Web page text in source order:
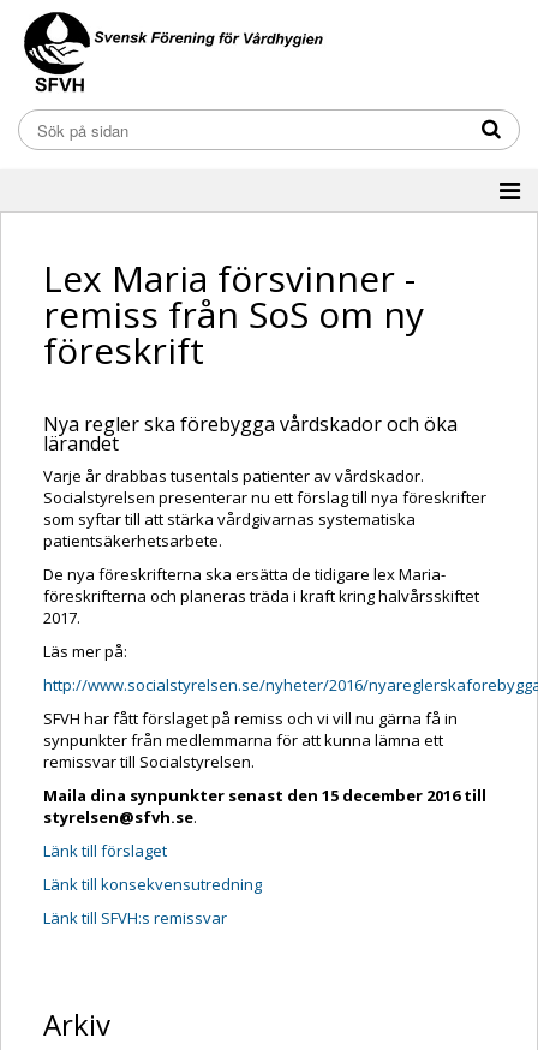
Lex Maria försvinner -
remiss från SoS om ny
föreskrift
Nya regler ska förebygga vårdskador och öka
lärandet
Varje år drabbas tusentals patienter av vårdskador.
Socialstyrelsen presenterar nu ett förslag till nya föreskrifter
som syftar till att stärka vårdgivarnas systematiska
patientsäkerhetsarbete.
De nya föreskrifterna ska ersätta de tidigare lex Maria-
föreskrifterna och planeras träda i kraft kring halvårsskiftet
2017.
Läs mer på:
http://www.socialstyrelsen.se/nyheter/2016/
SFVH har fått förslaget på remiss och vi vill nu gärna få in
synpunkter från medlemmarna för att kunna lämna ett
remissvar till Socialstyrelsen.
Maila dina synpunkter senast den 15 december 2016 till
styrelsen@sfvh.se.
Länk till förslaget
Länk till konsekvensutredning
Länk till SFVH:s remissvar
Arkiv